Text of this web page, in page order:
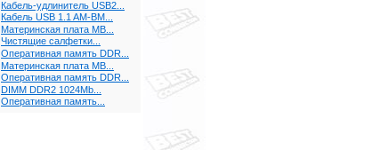
Кабель-удлинитель USB2...
Кабель USB 1.1 AM-BM...
Материнская плата MB...
Чистящие салфетки...
Оперативная память DDR...
Материнская плата MB...
Оперативная память DDR...
DIMM DDR2 1024Mb...
Оперативная память...